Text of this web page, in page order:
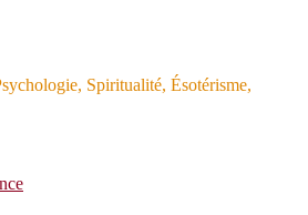
Spiritualité, Ésotérisme,